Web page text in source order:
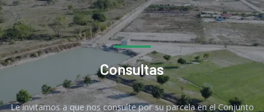
Consultas
Le invitamos a que nos consulte por su parcela en el Conjunto